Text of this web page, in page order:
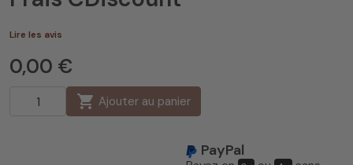
Lire les avis
0,00 €
shopping_cart Ajouter au panier
PayPal